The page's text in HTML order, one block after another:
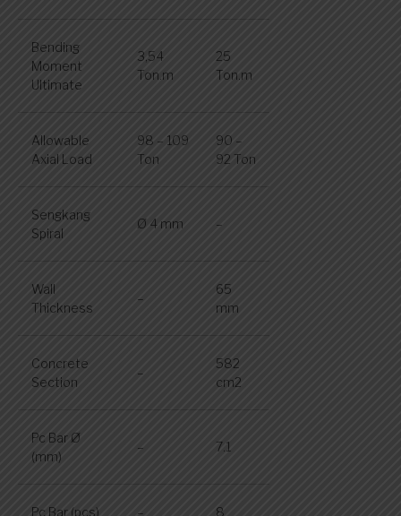
Bending
Moment
Ultimate
3,54
Ton.m
25
Ton.m
Allowable
Axial Load
98 – 109
Ton
90 –
92 Ton
Sengkang
Spiral
Ø 4 mm –
Wall
Thickness
–
65
mm
Concrete
Section
–
582
cm2
Pc Bar Ø
(mm)
– 7.1
Pc Bar (pcs) – 8